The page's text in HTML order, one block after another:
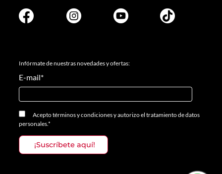
Infórmate de nuestras novedades y ofertas:
E-mail*
Aceptotérminos y condicionesyautorizo el tratamiento de datos
personales.*